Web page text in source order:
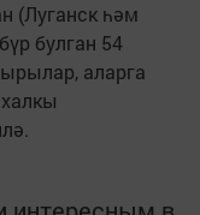
(Луганск һәм
булган 54
аларга